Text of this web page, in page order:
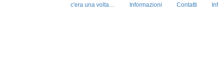
c'era una volta… Informazioni Contatti